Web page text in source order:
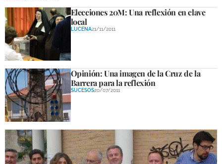
Elecciones 20M: Una reflexión en clave
local
LUCENA21/11/2011
Opinión: Una imagen de la Cruz de la
Barrera para la reflexión
SUCESOS20/07/2011